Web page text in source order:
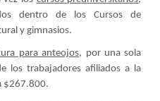
dentro de los Cursos de
y gimnasios.
para anteojos, por una sola
los trabajadores afiliados a la
$267.800.